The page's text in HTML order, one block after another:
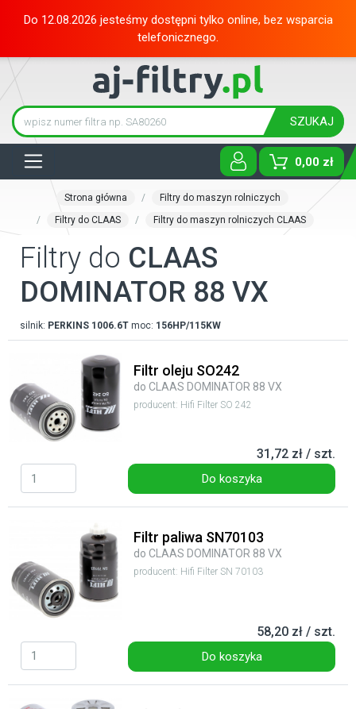
Do 12.08.2026 jesteśmy dostępni tylko online, bez wsparcia
telefonicznego.
SZUKAJ
0,00 zł
Strona główna
Filtry do maszyn rolniczych
Filtry do CLAAS
Filtry do maszyn rolniczych CLAAS
Filtry do CLAAS
DOMINATOR 88 VX
silnik: PERKINS 1006.6T moc: 156HP/115KW
Filtr oleju SO242
do CLAAS DOMINATOR 88 VX
producent: Hifi Filter SO 242
31,72 zł / szt.
Do koszyka
Filtr paliwa SN70103
do CLAAS DOMINATOR 88 VX
producent: Hifi Filter SN 70103
58,20 zł / szt.
Do koszyka